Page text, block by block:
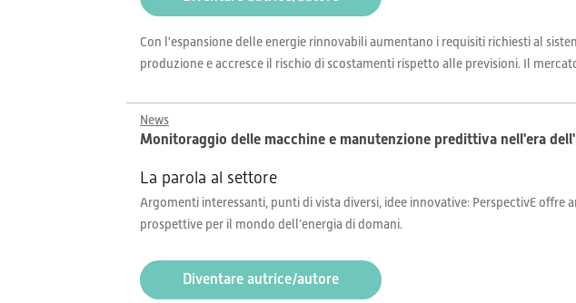
Con l'espansione delle energie rinnovabili aumentano i requisiti richiesti al
produzione e accresce il rischio di scostamenti rispetto alle previsioni. Il
News
Monitoraggio delle macchine e manutenzione predittiva nell'era
La parola al settore
Argomenti interessanti, punti di vista diversi, idee innovative: PerspectivE
prospettive per il mondo dell’energia di domani.
Diventare autrice/autore